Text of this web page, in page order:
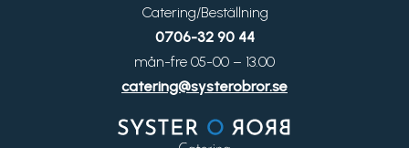
Catering/Beställning
0706-32 90 44
mån-fre 05-00 – 13.00
catering@systerobror.se